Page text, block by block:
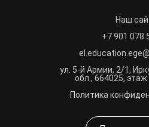
Наш
+7 901 078
ул. 5-й Армии, 2/1,
обл., 664025,
Политика